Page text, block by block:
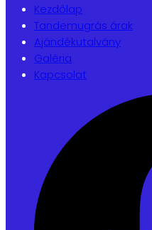
Kezdőlap
Tandemugrás árak
Ajándékutalvány
Galéria
Kapcsolat